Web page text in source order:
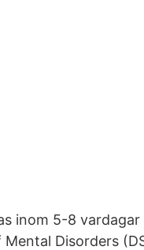
inom 5-8
Disorders